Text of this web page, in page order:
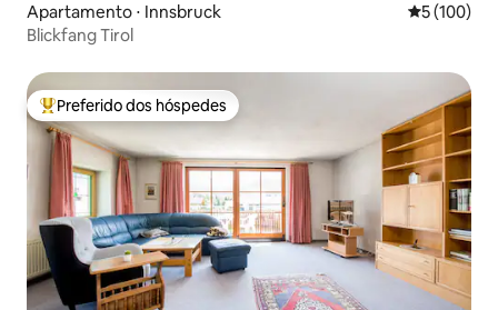
Apartamento ⋅ Innsbruck 5 de uma
5 (100)
Blickfang Tirol
Entre os melhores preferidos dos hóspedes
Preferido dos hóspedes